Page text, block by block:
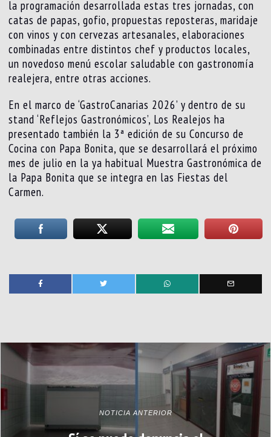
la programación desarrollada estas tres jornadas, con
catas de papas, gofio, propuestas reposteras, maridaje
con vinos y con cervezas artesanales, elaboraciones
combinadas entre distintos chef y productos locales,
un novedoso menú escolar saludable con gastronomía
realejera, entre otras acciones.
En el marco de ‘GastroCanarias 2026’ y dentro de su
stand ‘Reflejos Gastronómicos’, Los Realejos ha
presentado también la 3ª edición de su Concurso de
Cocina con Papa Bonita, que se desarrollará el próximo
mes de julio en la ya habitual Muestra Gastronómica de
la Papa Bonita que se integra en las Fiestas del
Carmen.
NOTICIA ANTERIOR